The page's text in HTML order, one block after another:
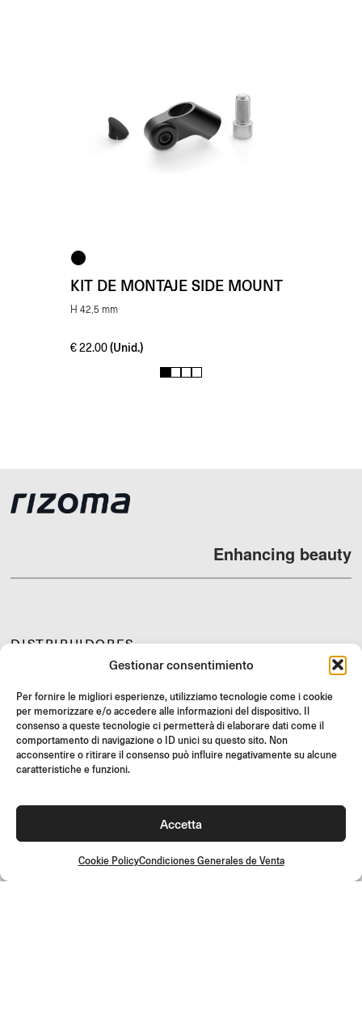
Gestionar consentimiento
Per fornire le migliori esperienze, utilizziamo tecnologie come i cookie
per memorizzare e/o accedere alle informazioni del dispositivo. Il
consenso a queste tecnologie ci permetterà di elaborare dati come il
comportamento di navigazione o ID unici su questo sito. Non
acconsentire o ritirare il consenso può influire negativamente su alcune
caratteristiche e funzioni.
Accetta
Cookie PolicyCondiciones Generales de Venta
KIT DE MONTAJE SIDE MOUNT
H 42,5 mm
€22.00 (Unid.)
1 2 3 4
Enhancing beauty
DISTRIBUIDORES
SOPORTE Y FAQ
REVOLUCIONES
INSTRUCCIONES DE MONTAJE
GIFT CARD
OFERTAS LIMITADAS
¡Únete a la comunidad Rizoma y accede a contenidos exclusivos y